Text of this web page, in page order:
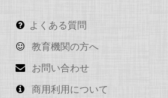
よくある質問
教育機関の方へ
お問い合わせ
商用利用について